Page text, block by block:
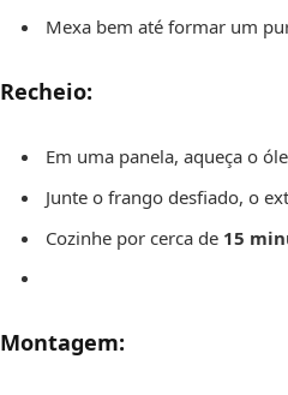
Mexa bem até formar um
Recheio:
Em uma panela, aqueça o
Junte o frango desfiado, o
Cozinhe por cerca de 15
Montagem: